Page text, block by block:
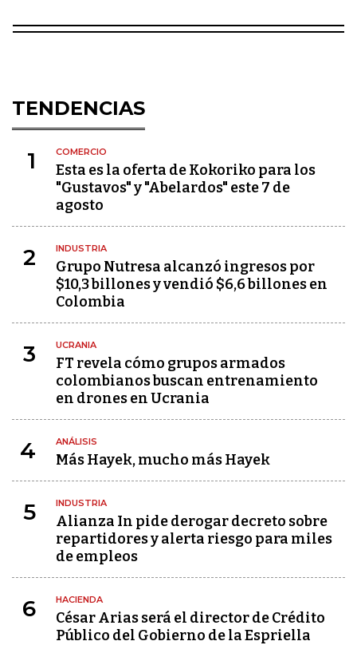
TENDENCIAS
1 COMERCIO
Esta es la oferta de Kokoriko para los
"Gustavos" y "Abelardos" este 7 de
agosto
2 INDUSTRIA
Grupo Nutresa alcanzó ingresos por
$10,3 billones y vendió $6,6 billones en
Colombia
3 UCRANIA
FT revela cómo grupos armados
colombianos buscan entrenamiento
en drones en Ucrania
4 ANÁLISIS
Más Hayek, mucho más Hayek
5 INDUSTRIA
Alianza In pide derogar decreto sobre
repartidores y alerta riesgo para miles
de empleos
6 HACIENDA
César Arias será el director de Crédito
Público del Gobierno de la Espriella